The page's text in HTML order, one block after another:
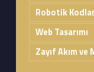
Robotik
Web Tasarımı
Zayıf Akım